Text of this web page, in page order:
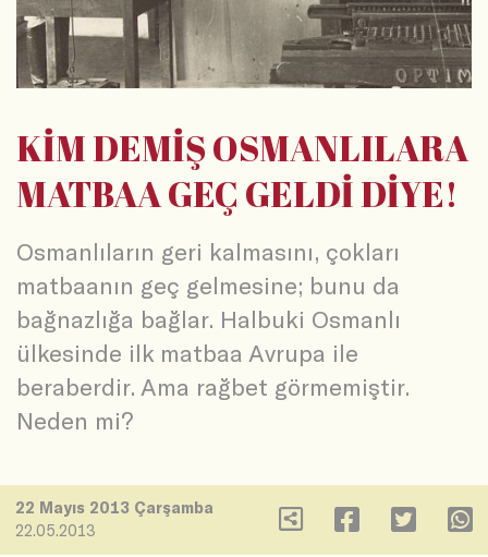
KİM DEMİŞ OSMANLILARA
MATBAA GEÇ GELDİ DİYE!
Osmanlıların geri kalmasını, çokları
matbaanın geç gelmesine; bunu da
bağnazlığa bağlar. Halbuki Osmanlı
ülkesinde ilk matbaa Avrupa ile
beraberdir. Ama rağbet görmemiştir.
Neden mi?
22 Mayıs 2013 Çarşamba
22.05.2013